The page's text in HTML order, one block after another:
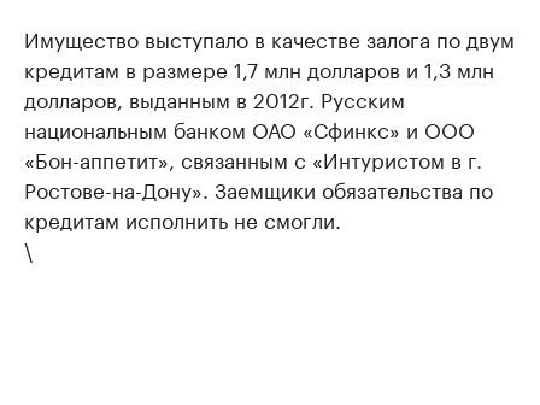
Имущество выступало в качестве залога по двум
кредитам в размере 1,7 млн долларов и 1,3 млн
долларов, выданным в 2012г. Русским
национальным банком ОАО «Сфинкс» и ООО
«Бон-аппетит», связанным с «Интуристом в г.
Ростове-на-Дону». Заемщики обязательства по
кредитам исполнить не смогли.
\